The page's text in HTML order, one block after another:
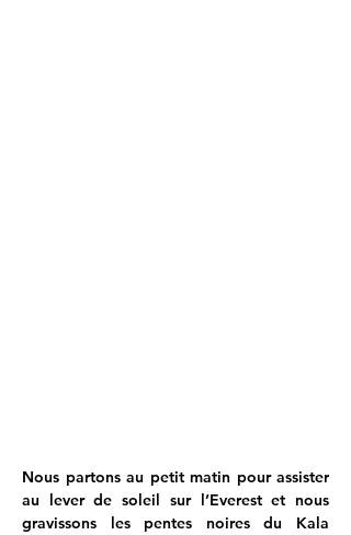
Nous partons au petit matin pour assister
au lever de soleil sur l’Everest et nous
gravissons les pentes noires du Kala